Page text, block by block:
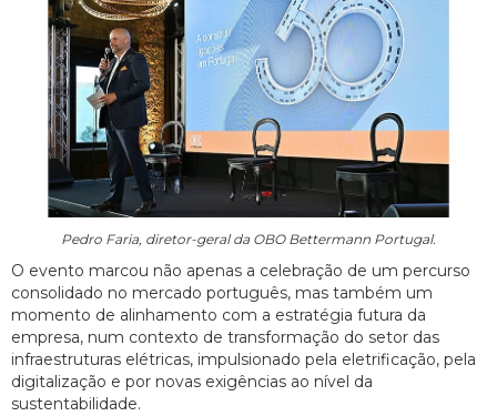
Pedro Faria, diretor-geral da OBO Bettermann Portugal.
O evento marcou não apenas a celebração de um percurso
consolidado no mercado português, mas também um
momento de alinhamento com a estratégia futura da
empresa, num contexto de transformação do setor das
infraestruturas elétricas, impulsionado pela eletrificação, pela
digitalização e por novas exigências ao nível da
sustentabilidade.